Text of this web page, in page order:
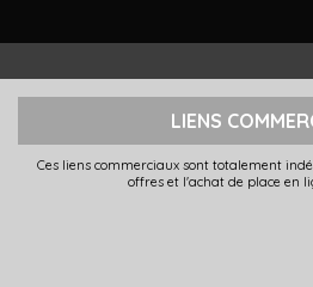
LIENS
Ces liens commerciaux sont totalement
offres et l'achat de place en